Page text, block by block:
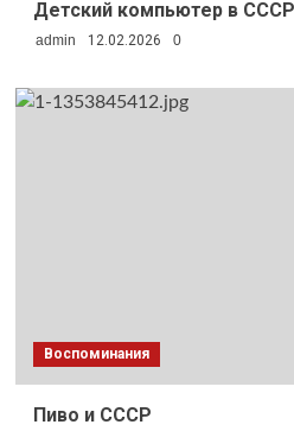
Детский компьютер в СССР
admin 12.02.2026 0
Воспоминания
Пиво и СССР